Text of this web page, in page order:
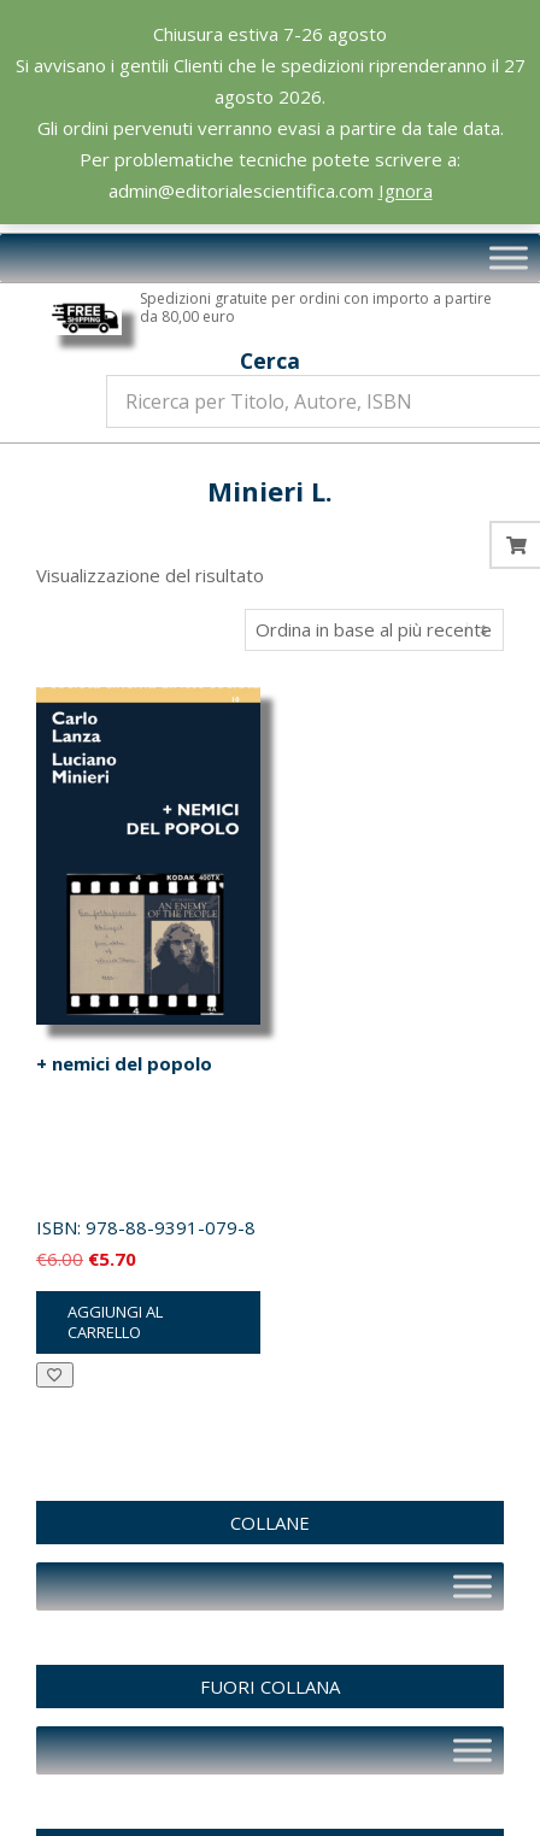
Chiusura estiva 7-26 agosto
Si avvisano i gentili Clienti che le spedizioni riprenderanno il 27
agosto 2026.
Gli ordini pervenuti verranno evasi a partire da tale data.
Per problematiche tecniche potete scrivere a:
admin@editorialescientifica.com Ignora
content
Editoriale
Scientifica
Primary
Navigation
Spedizioni gratuite per ordini con importo a partire
da 80,00 euro
Cerca
Minieri L.
Visualizzazione del risultato
+ nemici del popolo
ISBN: 978-88-9391-079-8
€6.00 Il
prezzo
originale
era:
€5.70Il
prezzo
attuale
è:
AGGIUNGI AL
CARRELLO
COLLANE
FUORI COLLANA